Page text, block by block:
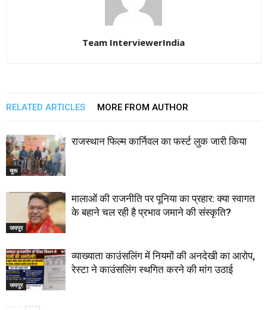
Team InterviewerIndia
RELATED ARTICLES MORE FROM AUTHOR
चूरू
राजस्थान फिल्म कार्निवल का फर्स्ट लुक जारी किया
जयपुर
मालाओं की राजनीति पर पूनिया का प्रहार: क्या स्वागत
के बहाने चल रही है प्रभाव जमाने की संस्कृति?
जयपुर
व्याख्याता काउंसलिंग में नियमों की अनदेखी का आरोप,
रेस्टा ने काउंसलिंग स्थगित करने की मांग उठाई